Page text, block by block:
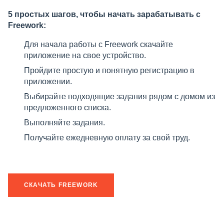
5 простых шагов, чтобы начать зарабатывать с
Freework:
Для начала работы с Freework скачайте
приложение на свое устройство.
Пройдите простую и понятную регистрацию в
приложении.
Выбирайте подходящие задания рядом с домом из
предложенного списка.
Выполняйте задания.
Получайте ежедневную оплату за свой труд.
​ СКАЧАТЬ FREEWORK